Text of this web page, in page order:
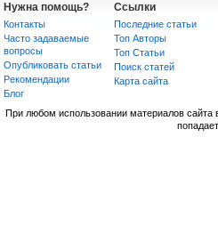
Нужна помощь?
Контакты
Часто задаваемые
вопросы
Опубликовать статьи
Рекомендации
Блог
Ссылки
Последние статьи
Топ Авторы
Топ Статьи
Поиск статей
Карта сайта
При любом использовании материалов сайта